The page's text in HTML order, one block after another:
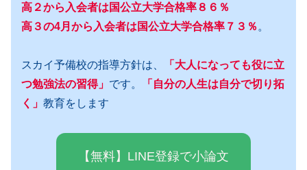
高２から入会者は国公立大学合格率８６％
高３の4月から入会者は国公立大学合格率７３％ 。
スカイ予備校の指導方針は、
「大人になっても役に立
つ勉強法の習得」 です。
「自分の人生は自分で切り拓
く」 教育をします
【無料】LINE登録で小論文